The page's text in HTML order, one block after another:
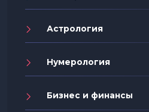
Астрология
Нумерология
Бизнес и финансы